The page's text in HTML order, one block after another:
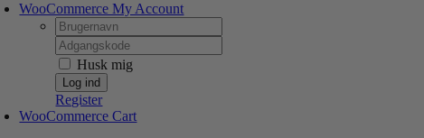
WooCommerce My Account
Username:
Password:
Husk mig
Register
WooCommerce Cart